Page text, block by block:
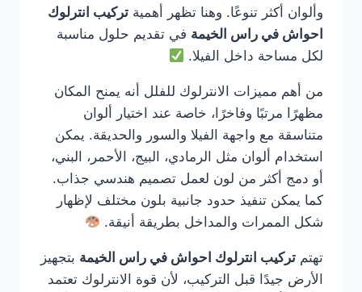
وألوان أكثر تنوعًا. وهنا تظهر أهمية تركيب انترلوك
احواش في راس الخيمة في تقديم حلول مناسبة
لكل مساحة داخل الفيلا.
من أهم مميزات الانترلوك للفلل أنه يمنح المكان
مظهرًا مرتبًا وفاخرًا، خاصة عند اختيار ألوان
متناسقة مع واجهة الفيلا والسور والحديقة. يمكن
استخدام ألوان مثل الرمادي، البيج، الأحمر، البني،
أو دمج أكثر من لون لعمل تصميم هندسي جذاب.
كما يمكن تنفيذ حدود جانبية بلون مختلف لإظهار
شكل الممرات والمداخل بطريقة أنيقة.
تهتم تركيب انترلوك احواش في راس الخيمة بتجهيز
الأرض جيدًا قبل التركيب، لأن قوة الانترلوك تعتمد